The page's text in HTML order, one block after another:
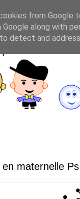
maternelle
from Google
Google along with
detect and